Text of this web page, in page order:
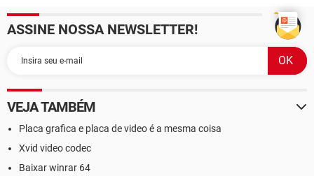
ASSINE NOSSA NEWSLETTER!
VEJA TAMBÉM
Placa grafica e placa de video é a mesma coisa
Xvid video codec
Baixar winrar 64